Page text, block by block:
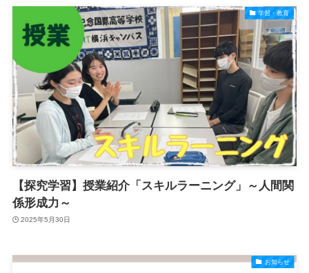
学習・教育
【探究学習】授業紹介「スキルラーニング」～人間関
係形成力～
2025年5月30日
お知らせ